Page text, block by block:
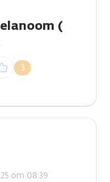
(
3
een
om 08.39